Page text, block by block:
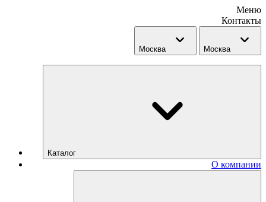
Меню
Контакты
Москва Москва
Каталог
О компании